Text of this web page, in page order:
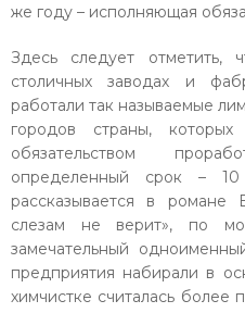
же году – исполняющая
Здесь следует
столичных заводах и
работали так называемые
городов страны,
обязательством
определенный срок –
рассказывается в романе
слезам не верит», по
замечательный
предприятия набирали в
химчистке считалась более